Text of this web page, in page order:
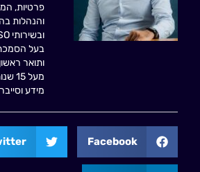
פרטיות,
מידע
Facebook